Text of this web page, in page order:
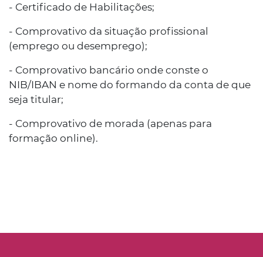
- Certificado de Habilitações;
- Comprovativo da situação profissional
(emprego ou desemprego);
- Comprovativo bancário onde conste o
NIB/IBAN e nome do formando da conta de que
seja titular;
- Comprovativo de morada (apenas para
formação online).